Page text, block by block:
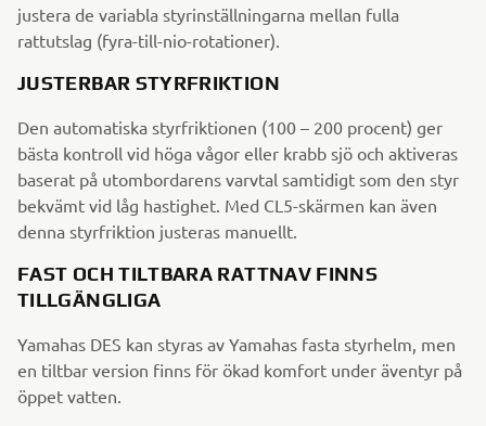
justera de variabla styrinställningarna mellan fulla
rattutslag (fyra-till-nio-rotationer).
JUSTERBAR STYRFRIKTION
Den automatiska styrfriktionen (100 – 200 procent) ger
bästa kontroll vid höga vågor eller krabb sjö och aktiveras
baserat på utombordarens varvtal samtidigt som den styr
bekvämt vid låg hastighet. Med CL5-skärmen kan även
denna styrfriktion justeras manuellt.
FAST OCH TILTBARA RATTNAV FINNS
TILLGÄNGLIGA
Yamahas DES kan styras av Yamahas fasta styrhelm, men
en tiltbar version finns för ökad komfort under äventyr på
öppet vatten.